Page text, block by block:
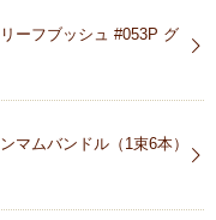
ーフブッシュ #053P グ
マムバンドル（1束6本）